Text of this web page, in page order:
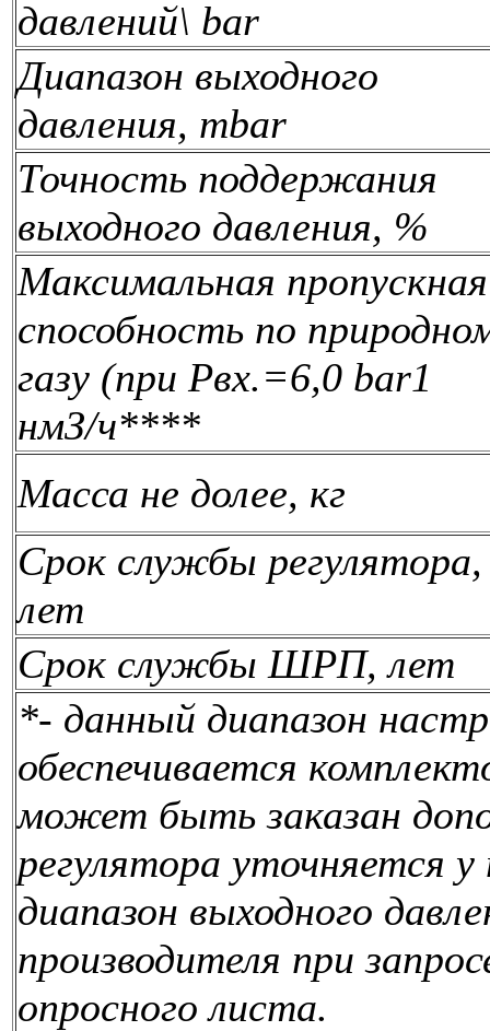
давлений\ bar
Диапазон выходного
давления, mbar
Точность поддержания
выходного давления, %
Максимальная пропускная
способность по
газу (при Рвх.=6,0 bar1
нмЗ/ч****
Масса не долее, кг
Срок службы регулятора,
лет
Срок службы ШРП, лет
*- данный диапазон
обеспечивается
может быть заказан
регулятора уточняется
диапазон выходного
производителя при
опросного листа.